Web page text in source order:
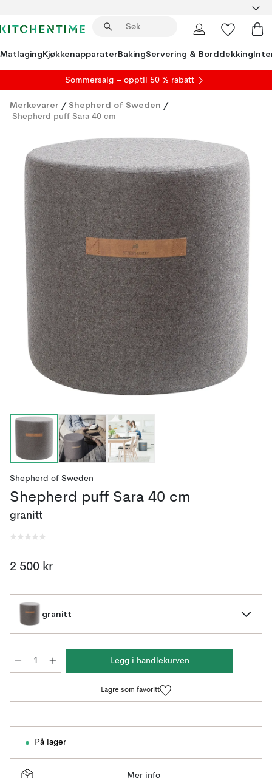
MatlagingKjøkkenapparaterBakingServering & Borddekking
Sommersalg – opptil 50 % rabatt
Merkevarer / Shepherd of Sweden /
Shepherd puff Sara 40 cm
Shepherd of Sweden
Shepherd puff Sara 40 cm
granitt
2 500 kr
granitt
Legg i handlekurven
Lagre som favoritt
På lager
Mer info